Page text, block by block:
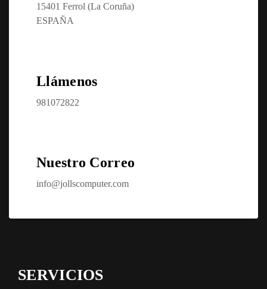
15401 Ferrol (La Coruña)
ESPAÑA
Llámenos
981072822
Nuestro Correo
info@jollscomputer.com
SERVICIOS